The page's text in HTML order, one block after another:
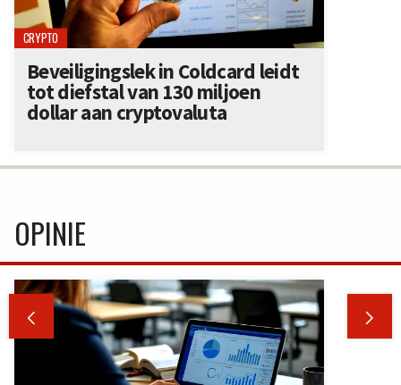
CRYPTO
Beveiligingslek in Coldcard leidt
tot diefstal van 130 miljoen
dollar aan cryptovaluta
OPINIE
 